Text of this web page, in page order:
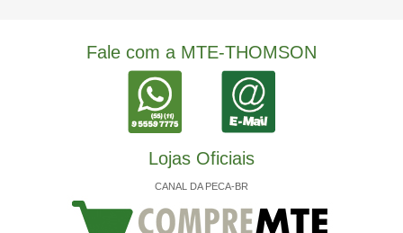
Fale com a MTE-THOMSON
Lojas Oficiais
CANAL DA PECA-BR